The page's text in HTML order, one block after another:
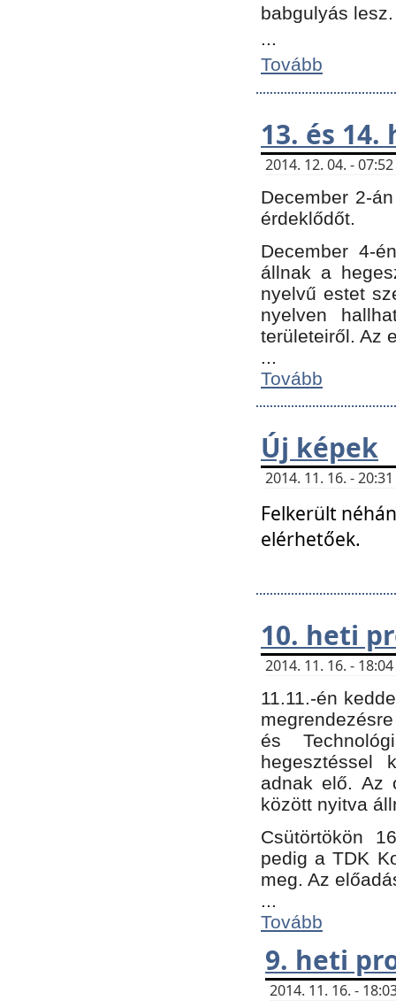
babgulyás
...
Tovább
13. és
2014. 12. 04. -
December 2-
érdeklődőt.
December 4-
állnak a
nyelvű estet
nyelven
területeiről. Az
...
Tovább
Új képek
2014. 11. 16. -
Felkerült
elérhetőek.
10. heti
2014. 11. 16. -
11.11.-én
és
hegesztéssel
adnak elő. Az
között nyitva
Csütörtökön
pedig a TDK
meg. Az
...
Tovább
9. heti
2014. 11. 16. -